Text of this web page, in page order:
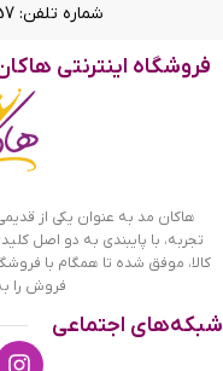
رنگ صفحه
ویژگی ساعت
قاب این ساعت به رنگ
به داخل ساعت نگاه
که تحت تاثیر شیشه‌ی
همان ثانیه شمار ساعت
شماره تلفن: 42253557-۰۶۱ و 09011606807
فروشگاه اینترنتی
هاکان مد به عنوان یکی از
کالا، موفق شده تا همگام با
فروش را
شبکه‌های اجتماعی